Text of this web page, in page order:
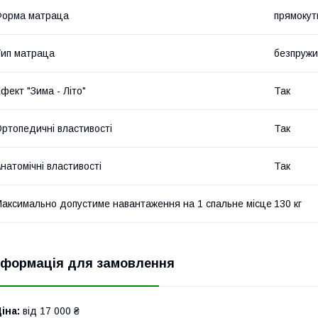
матраца
матраца
"Зима - Літо" Так
властивості Так
властивості Так
допустиме навантаження на 1 спальне місце 130 кг
для замовлення
від 17 000 ₴